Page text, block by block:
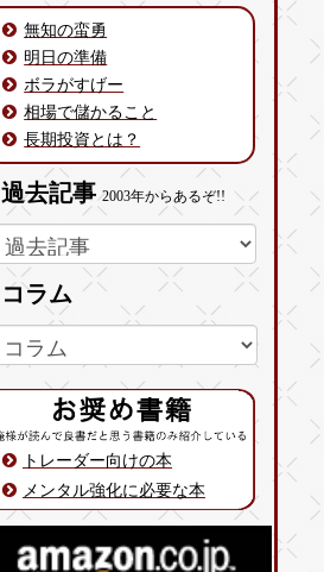
無知の蛮勇
明日の準備
ボラがすげー
相場で儲かること
長期投資とは？
過去記事2003年からあるぞ!!
コラム
トレーダー向けの本
メンタル強化に必要な本